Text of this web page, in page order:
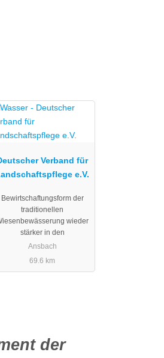
Verband für
e.V.
Bewirtschaftungsform der
traditionellen
wieder
stärker in den
Ansbach
69.6 km
der